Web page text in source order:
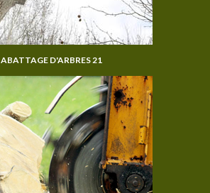
ABATTAGE D'ARBRES 21